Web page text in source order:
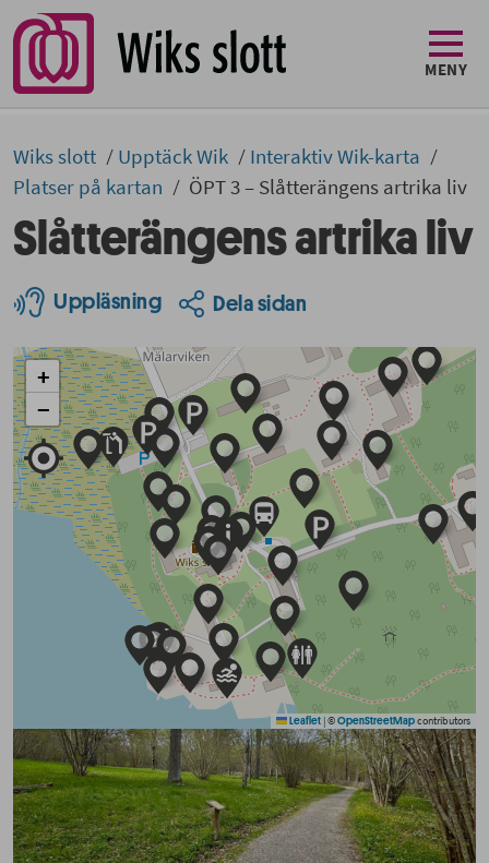
MENY
Wiks slott Upptäck Wik
Interaktiv Wik-karta
Platser på kartan
ÖPT 3 – Slåtterängens artrika liv
Slåtterängens artrika liv
Uppläsning Dela sidan
+
−
Leaflet |© OpenStreetMap contributors